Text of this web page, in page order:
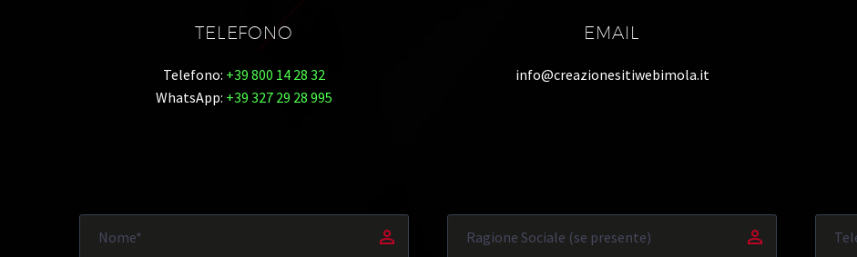
TELEFONO
Telefono: +39 800 14 28 32
WhatsApp: +39 327 29 28 995
EMAIL
info@creazionesitiwebimola.it